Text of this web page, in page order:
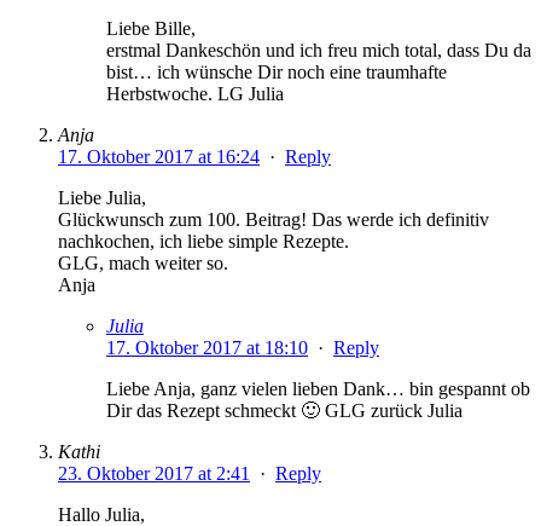
Liebe Bille,
erstmal Dankeschön und ich freu mich total, dass Du da
bist… ich wünsche Dir noch eine traumhafte
Herbstwoche. LG Julia
Anja
17. Oktober 2017 at 16:24 · Reply
Liebe Julia,
Glückwunsch zum 100. Beitrag! Das werde ich definitiv
nachkochen, ich liebe simple Rezepte.
GLG, mach weiter so.
Anja
Julia
17. Oktober 2017 at 18:10 · Reply
Liebe Anja, ganz vielen lieben Dank… bin gespannt ob
Dir das Rezept schmeckt 🙂 GLG zurück Julia
Kathi
23. Oktober 2017 at 2:41
· Reply
Hallo Julia,